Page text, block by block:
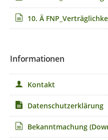
10. Ä
Informationen
Kontakt
Datenschutzerklärung
Bekanntmachung